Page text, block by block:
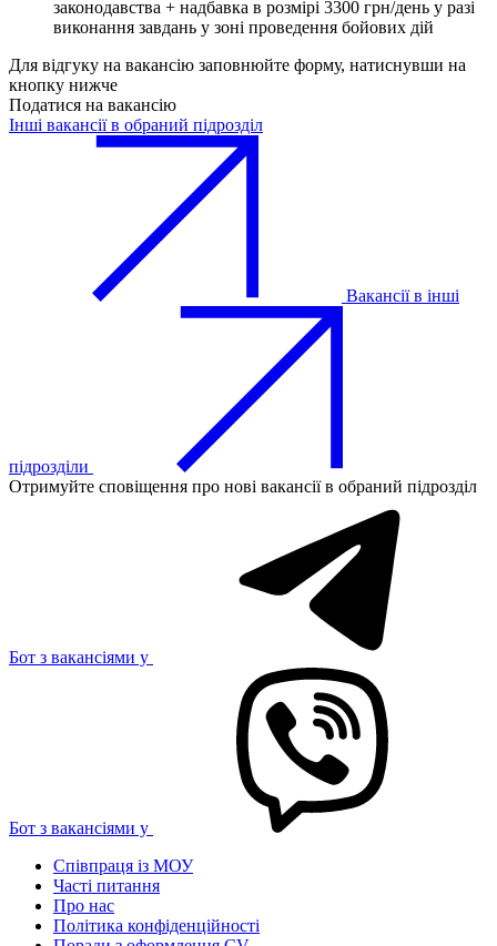
законодавства + надбавка в розмірі 3300 грн/день у разі
виконання завдань у зоні проведення бойових дій
Для відгуку на вакансію заповнюйте форму, натиснувши на
кнопку нижче
Податися на вакансію
Інші вакансії в обраний підрозділ
Вакансії в інші
підрозділи
Отримуйте сповіщення про нові вакансії в обраний підрозділ
Бот з вакансіями у
Бот з вакансіями у
Співпраця із МОУ
Часті питання
Про нас
Політика конфіденційності